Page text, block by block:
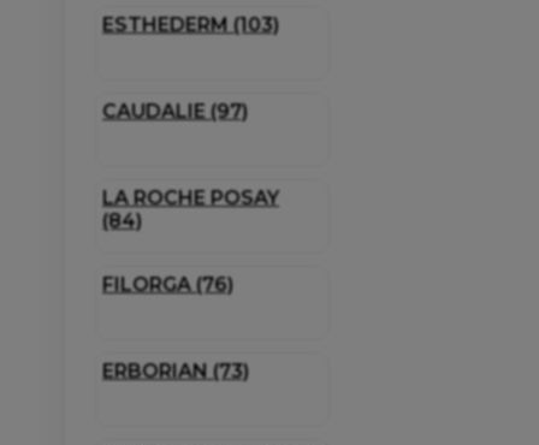
ESTHEDERM (103)
CAUDALIE (97)
LA ROCHE POSAY
(84)
FILORGA (76)
ERBORIAN (73)